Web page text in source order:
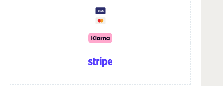
t
i
v
e
: